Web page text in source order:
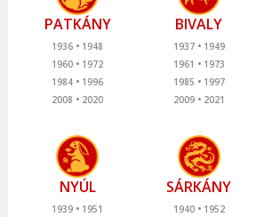
PATKÁNY
1936
1948
1960
1972
1984
1996
2008
2020
BIVALY
1937
1949
1961
1973
1985
1997
2009
2021
NYÚL
1939
1951
SÁRKÁNY
1940
1952